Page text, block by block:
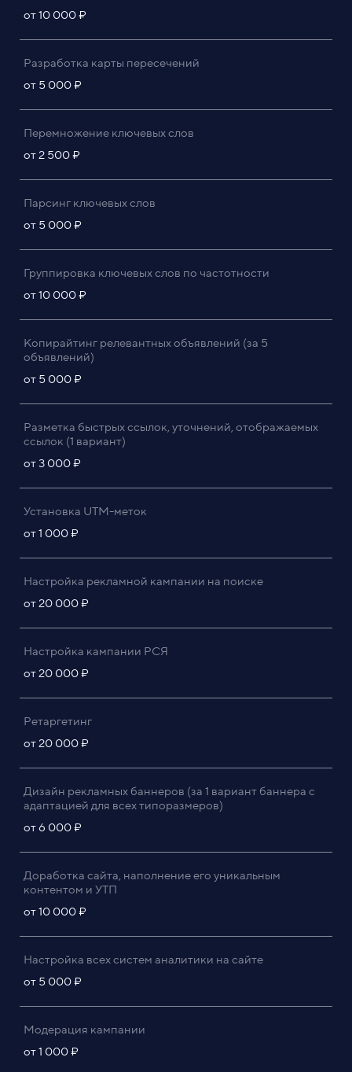
от 10 000 ₽
Разработка карты пересечений
от 5 000 ₽
Перемножение ключевых слов
от 2 500 ₽
Парсинг ключевых слов
от 5 000 ₽
Группировка ключевых слов по частотности
от 10 000 ₽
Копирайтинг релевантных объявлений (за 5
объявлений)
от 5 000 ₽
Разметка быстрых ссылок, уточнений, отображаемых
ссылок (1 вариант)
от 3 000 ₽
Установка UTM-меток
от 1 000 ₽
Настройка рекламной кампании на поиске
от 20 000 ₽
Настройка кампании РСЯ
от 20 000 ₽
Ретаргетинг
от 20 000 ₽
Дизайн рекламных баннеров (за 1 вариант баннера с
адаптацией для всех типоразмеров)
от 6 000 ₽
Доработка сайта, наполнение его уникальным
контентом и УТП
от 10 000 ₽
Настройка всех систем аналитики на сайте
от 5 000 ₽
Модерация кампании
от 1 000 ₽